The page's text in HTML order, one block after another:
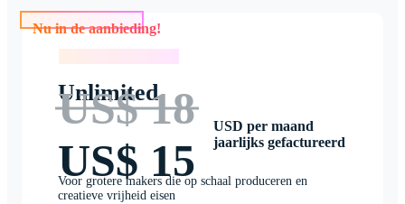
Nu in de aanbieding!
Unlimited
US$ 18
US$ 15
USD per maand
jaarlijks gefactureerd
Voor grotere makers die op schaal produceren en
creatieve vrijheid eisen